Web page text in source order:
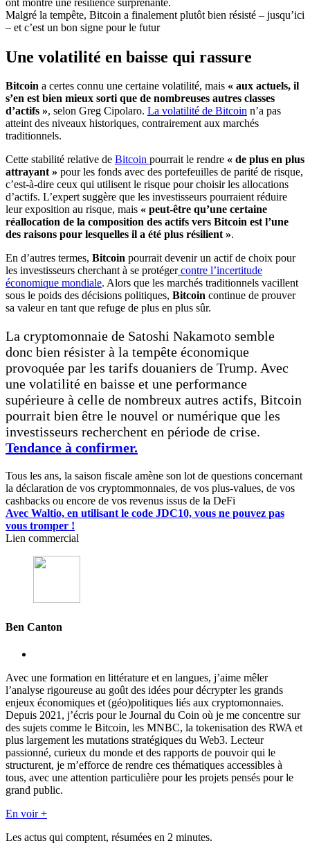
Malgré la tempête, Bitcoin a finalement plutôt bien résisté – jusqu’ici
– et c’est un bon signe pour le futur
Une volatilité en baisse qui rassure
Bitcoin a certes connu une certaine volatilité, mais « aux actuels, il
s’en est bien mieux sorti que de nombreuses autres classes
d’actifs », selon Greg Cipolaro. La volatilité de Bitcoin n’a pas
atteint des niveaux historiques, contrairement aux marchés
traditionnels.
Cette stabilité relative de Bitcoin pourrait le rendre « de plus en plus
attrayant » pour les fonds avec des portefeuilles de parité de risque,
c’est-à-dire ceux qui utilisent le risque pour choisir les allocations
d’actifs. L’expert suggère que les investisseurs pourraient réduire
leur exposition au risque, mais « peut-être qu’une certaine
réallocation de la composition des actifs vers Bitcoin est l’une
des raisons pour lesquelles il a été plus résilient ».
En d’autres termes, Bitcoin pourrait devenir un actif de choix pour
les investisseurs cherchant à se protégercontre l’incertitude
économique mondiale. Alors que les marchés traditionnels vacillent
sous le poids des décisions politiques, Bitcoin continue de prouver
sa valeur en tant que refuge de plus en plus sûr.
La cryptomonnaie de Satoshi Nakamoto semble
donc bien résister à la tempête économique
provoquée par les tarifs douaniers de Trump. Avec
une volatilité en baisse et une performance
supérieure à celle de nombreux autres actifs, Bitcoin
pourrait bien être le nouvel or numérique que les
investisseurs recherchent en période de crise.
Tendance à confirmer.
Tous les ans, la saison fiscale amène son lot de questions concernant
la déclaration de vos cryptommonnaies, de vos plus-values, de vos
cashbacks ou encore de vos revenus issus de la DeFi
Avec Waltio, en utilisant le code JDC10, vous ne pouvez pas
vous tromper !
Lien commercial
Ben Canton
Avec une formation en littérature et en langues, j’aime mêler
l’analyse rigoureuse au goût des idées pour décrypter les grands
enjeux économiques et (géo)politiques liés aux cryptomonnaies.
Depuis 2021, j’écris pour le Journal du Coin où je me concentre sur
des sujets comme le Bitcoin, les MNBC, la tokenisation des RWA et
plus largement les mutations stratégiques du Web3. Lecteur
passionné, curieux du monde et des rapports de pouvoir qui le
structurent, je m’efforce de rendre ces thématiques accessibles à
tous, avec une attention particulière pour les projets pensés pour le
grand public.
En voir +
Les actus qui comptent, résumées en 2 minutes.